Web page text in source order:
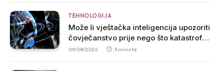
TEHNOLOGIJA
Može li vještačka inteligencija upozoriti
čovječanstvo prije nego što katastrofa
počne?
09/08/2026 3 minuta